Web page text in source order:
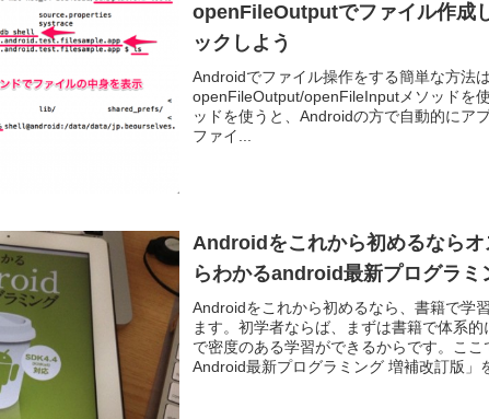
openFileOutputでファイル作成
ックしよう
Androidでファイル操作をする簡単な方法
openFileOutput/openFileInputメソッドを
ッドを使うと、Androidの方で自動的にア
ファイ...
Androidをこれから初めるなら
らわかるandroid最新プログラミ
Androidをこれから初めるなら、書籍で学
ます。初学者ならば、まずは書籍で体系
で密度のある学習ができるからです。ここ
Android最新プログラミング 増補改訂版」